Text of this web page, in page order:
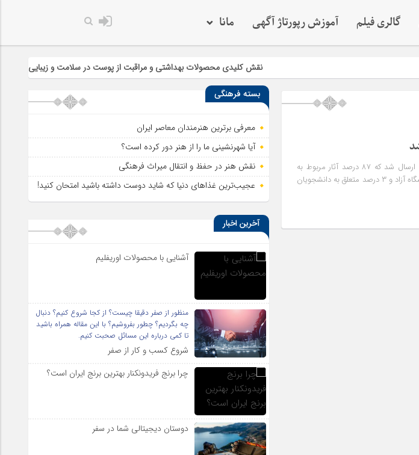
گالری فیلم آموزش رپورتاژ آگهی مانا
نقش کلیدی محصولات بهداشتی و مراقبت از پوست در سلامت و زیبایی چرا خرید
بنابر اعلام دبیرخانه جشنواره، امسال ۵۱۸ اثر به دبیرخانه جشنواره ارسال شد که ۸۷ درصد آثار مربوط به
دانشجویان دانشگاه‌های دولتی، ۱۰ درصد مربوط به دانشجویان دانشگاه آزاد و ۳ درصد متعلق به دانشجویان
بسته فرهنگی
معرفی برترین هنرمندان معاصر ایران
آیا شهرنشینی ما را از هنر دور کرده است؟
نقش هنر در حفظ و انتقال میراث فرهنگی
عجیب‌ترین غذاهای دنیا که شاید دوست داشته باشید امتحان کنید!
آخرین اخبار
آشنایی با محصولات اوریفلیم
منظور از صفر دقیقا چیست؟ از کجا شروع کنیم؟ دنبال
چه بگردیم؟ چطور بفروشیم؟ با این مقاله همراه باشید
تا کمی درباره این مسائل صحبت کنیم.
شروع کسب و کار از صفر
چرا برنج فریدونکنار بهترین برنج ایران است؟
دوستان دیجیتالی شما در سفر